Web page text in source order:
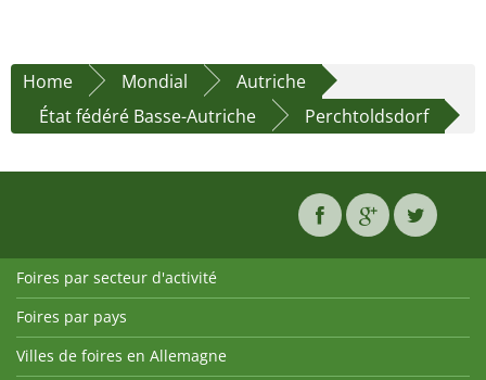
Home Mondial
Autriche
État fédéré Basse-Autriche
Perchtoldsdorf
Foires par secteur d'activité
Foires par pays
Villes de foires en Allemagne